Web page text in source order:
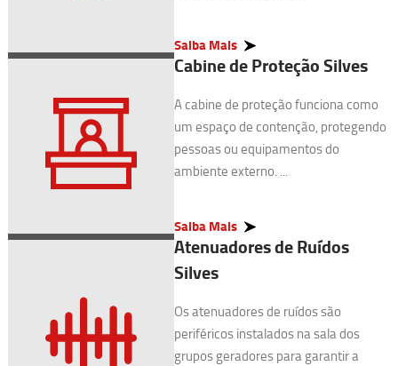
Saiba Mais
Cabine de Proteção Silves
A cabine de proteção funciona como
um espaço de contenção, protegendo
pessoas ou equipamentos do
ambiente externo. ...
Saiba Mais
Atenuadores de Ruídos
Silves
Os atenuadores de ruídos são
periféricos instalados na sala dos
grupos geradores para garantir a